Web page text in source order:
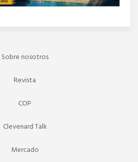
Sobre nosotros
Revista
COP
Clevenard Talk
Mercado